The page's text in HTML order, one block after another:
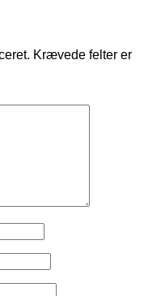
Krævede felter er